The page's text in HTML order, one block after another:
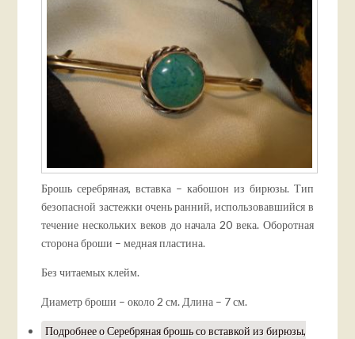
Брошь серебряная, вставка – кабошон из бирюзы. Тип
безопасной застежки очень ранний, использовавшийся в
течение нескольких веков до начала 20 века. Оборотная
сторона броши – медная пластина.
Без читаемых клейм.
Диаметр броши – около 2 см. Длина – 7 см.
Подробнеео Серебряная брошь со вставкой из бирюзы,